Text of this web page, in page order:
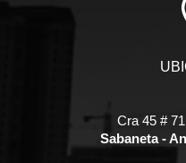
Cra 45 #
Sabaneta -